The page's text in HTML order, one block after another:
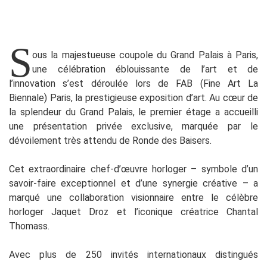
S ous la majestueuse coupole du Grand Palais à Paris,
une célébration éblouissante de l’art et de
l’innovation s’est déroulée lors de FAB (Fine Art La
Biennale) Paris, la prestigieuse exposition d’art. Au cœur de
la splendeur du Grand Palais, le premier étage a accueilli
une présentation privée exclusive, marquée par le
dévoilement très attendu de Ronde des Baisers.
Cet extraordinaire chef-d’œuvre horloger – symbole d’un
savoir-faire exceptionnel et d’une synergie créative – a
marqué une collaboration visionnaire entre le célèbre
horloger Jaquet Droz et l’iconique créatrice Chantal
Thomass.
Avec plus de 250 invités internationaux distingués